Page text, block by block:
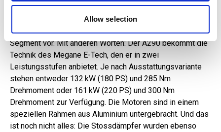
provided to them or that they’ve collected from your use
Allow selection
Auch unter der Haube bietet der A290 mehr, denn er
übernimmt nicht einfach den elektrischen Antriebstrang
des Renault 5, sondern zieht den Motor aus dem höheren
Segment vor. Mit anderen Worten: Der A290 bekommt die
Technik des Megane E-Tech, den er in zwei
Leistungsstufen anbietet. Je nach Ausstattungsvariante
stehen entweder 132 kW (180 PS) und 285 Nm
Drehmoment oder 161 kW (220 PS) und 300 Nm
Drehmoment zur Verfügung. Die Motoren sind in einem
speziellen Rahmen aus Aluminium untergebracht. Und das
ist noch nicht alles: Die Stossdämpfer wurden ebenso